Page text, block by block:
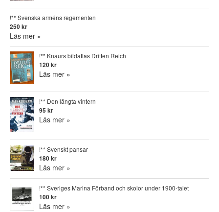
!** Svenska arméns regementen
250 kr
Läs mer »
!** Knaurs bildatlas Dritten Reich
120 kr
Läs mer »
!** Den längta vintern
95 kr
Läs mer »
!** Svenskt pansar
180 kr
Läs mer »
!** Sveriges Marina Förband och skolor under 1900-talet
100 kr
Läs mer »